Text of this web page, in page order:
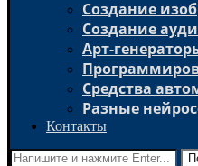
Создание
Создание
Арт-
Средства
Разные
Контакты